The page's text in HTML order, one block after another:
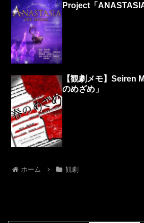
Project「ANASTASIA
【観劇メモ】Seiren
のめざめ」
ホーム 観劇